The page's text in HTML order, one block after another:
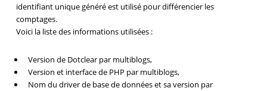
identifiant unique généré est utilisé pour différencier les
comptages.
Voici la liste des informations utilisées :
Version de Dotclear par multiblogs,
Version et interface de PHP par multiblogs,
Nom du driver de base de données et sa version par